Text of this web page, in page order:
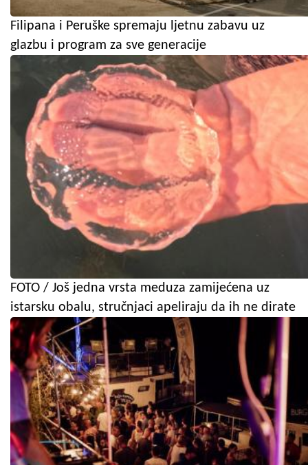
Filipana i Peruške spremaju ljetnu zabavu uz
glazbu i program za sve generacije
FOTO / Još jedna vrsta meduza zamijećena uz
istarsku obalu, stručnjaci apeliraju da ih ne dirate